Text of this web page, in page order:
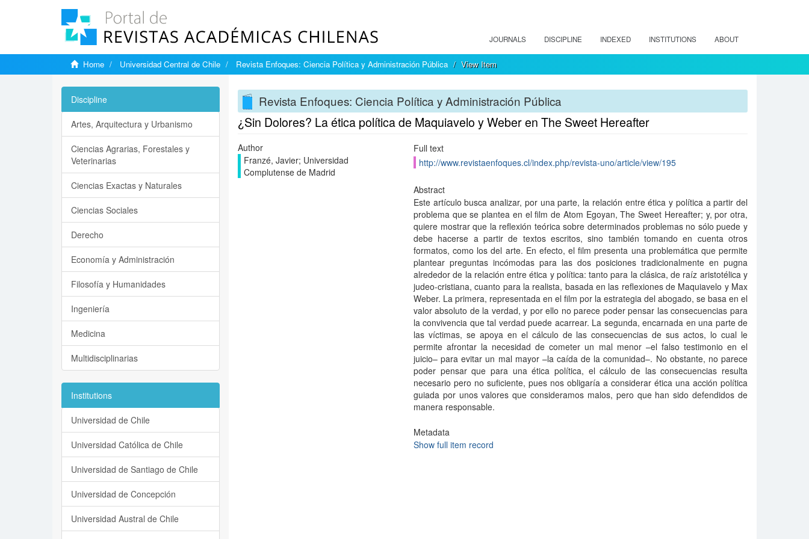
JOURNALS DISCIPLINE INDEXED INSTITUTIONS ABOUT
Home Universidad Central de Chile Revista Enfoques: Ciencia Política y Administración Pública View Item
Revista Enfoques: Ciencia Política y Administración Pública
¿Sin Dolores? La ética política de Maquiavelo y Weber en The Sweet Hereafter
Author
Franzé, Javier; Universidad
Complutense de Madrid
Full text
http://www.revistaenfoques.cl/index.php/revista-uno/article/view/195
Abstract
Este artículo busca analizar, por una parte, la relación entre ética y política a partir del
problema que se plantea en el film de Atom Egoyan, The Sweet Hereafter; y, por otra,
quiere mostrar que la reflexión teórica sobre determinados problemas no sólo puede y
debe hacerse a partir de textos escritos, sino también tomando en cuenta otros
formatos, como los del arte. En efecto, el film presenta una problemática que permite
plantear preguntas incómodas para las dos posiciones tradicionalmente en pugna
alrededor de la relación entre ética y política: tanto para la clásica, de raíz aristotélica y
judeo-cristiana, cuanto para la realista, basada en las reflexiones de Maquiavelo y Max
Weber. La primera, representada en el film por la estrategia del abogado, se basa en el
valor absoluto de la verdad, y por ello no parece poder pensar las consecuencias para
la convivencia que tal verdad puede acarrear. La segunda, encarnada en una parte de
las víctimas, se apoya en el cálculo de las consecuencias de sus actos, lo cual le
permite afrontar la necesidad de cometer un mal menor –el falso testimonio en el
juicio– para evitar un mal mayor –la caída de la comunidad–. No obstante, no parece
poder pensar que para una ética política, el cálculo de las consecuencias resulta
necesario pero no suficiente, pues nos obligaría a considerar ética una acción política
guiada por unos valores que consideramos malos, pero que han sido defendidos de
manera responsable.
Metadata
Show full item record
Discipline
Artes, Arquitectura y Urbanismo
Ciencias Agrarias, Forestales y
Veterinarias
Ciencias Exactas y Naturales
Ciencias Sociales
Derecho
Economía y Administración
Filosofía y Humanidades
Ingeniería
Medicina
Multidisciplinarias
Institutions
Universidad de Chile
Universidad Católica de Chile
Universidad de Santiago de Chile
Universidad de Concepción
Universidad Austral de Chile